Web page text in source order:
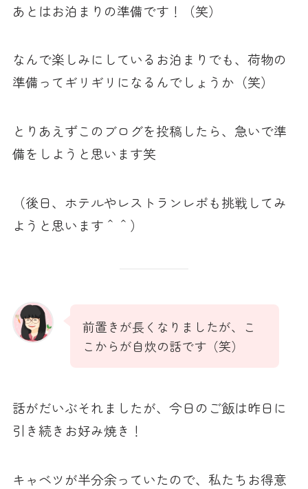
あとはお泊まりの準備です！（笑）
なんで楽しみにしているお泊まりでも、荷物の
準備ってギリギリになるんでしょうか（笑）
とりあえずこのブログを投稿したら、急いで準
備をしようと思います笑
（後日、ホテルやレストランレポも挑戦してみ
ようと思います＾＾）
前置きが長くなりましたが、こ
こからが自炊の話です（笑）
話がだいぶそれましたが、今日のご飯は昨日に
引き続きお好み焼き！
キャベツが半分余っていたので、私たちお得意